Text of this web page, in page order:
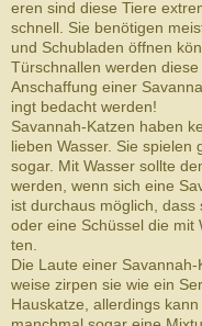
eren sind diese Tiere
schnell. Sie benöti­gen
und Schubladen öffnen
Türschnallen wer­den
Anschaf­fung einer
ingt bedacht wer­den!
Savannah-​Katzen haben
lieben Wasser. Sie spie­len
sogar. Mit Wasser sollte
wer­den, wenn sich eine
ist dur­chaus möglich,
oder eine Schüs­sel die
ten.
Die Laute einer
weise zir­pen sie wie ein
Hauskatze, allerd­ings